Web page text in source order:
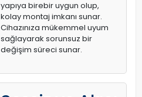
yapıya birebir uygun olup,
kolay montaj imkanı sunar.
Cihazınıza mükemmel uyum
sağlayarak sorunsuz bir
değişim süreci sunar.